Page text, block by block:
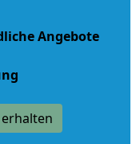
Angebote